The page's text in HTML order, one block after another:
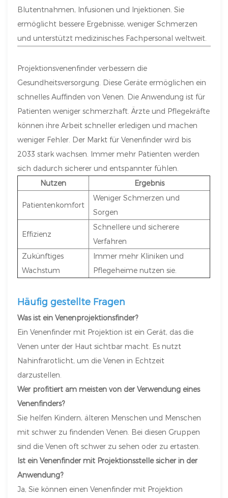
Blutentnahmen, Infusionen und Injektionen. Sie
ermöglicht bessere Ergebnisse, weniger Schmerzen
und unterstützt medizinisches Fachpersonal weltweit.
Projektionsvenenfinder verbessern die
Gesundheitsversorgung. Diese Geräte ermöglichen ein
schnelles Auffinden von Venen. Die Anwendung ist für
Patienten weniger schmerzhaft. Ärzte und Pflegekräfte
können ihre Arbeit schneller erledigen und machen
weniger Fehler. Der Markt für Venenfinder wird bis
2033 stark wachsen. Immer mehr Patienten werden
sich dadurch sicherer und entspannter fühlen.
Nutzen
Ergebnis
Patientenkomfort
Weniger Schmerzen und
Sorgen
Effizienz
Schnellere und sicherere
Verfahren
Zukünftiges
Wachstum
Immer mehr Kliniken und
Pflegeheime nutzen sie.
Häufig gestellte Fragen
Was ist ein Venenprojektionsfinder?
Ein Venenfinder mit Projektion ist ein Gerät, das die
Venen unter der Haut sichtbar macht. Es nutzt
Nahinfrarotlicht, um die Venen in Echtzeit
darzustellen.
Wer profitiert am meisten von der Verwendung eines
Venenfinders?
Sie helfen Kindern, älteren Menschen und Menschen
mit schwer zu findenden Venen. Bei diesen Gruppen
sind die Venen oft schwer zu sehen oder zu ertasten.
Ist ein Venenfinder mit Projektionsstelle sicher in der
Anwendung?
Ja, Sie können einen Venenfinder mit Projektion